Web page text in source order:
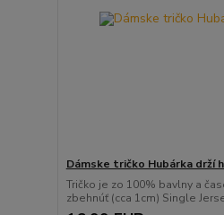
Dámske tričko Hubárka drží
Tričko je zo 100% bavlny a
zbehnúť (cca 1cm) Single